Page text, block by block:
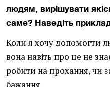
людям, вирішувати
саме? Наведіть
Коли я хочу допомогти
вона навіть про це не
робити на прохання, чи